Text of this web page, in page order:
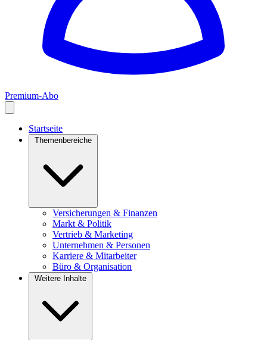
Premium-Abo
Startseite
Themenbereiche
Versicherungen & Finanzen
Markt & Politik
Vertrieb & Marketing
Unternehmen & Personen
Karriere & Mitarbeiter
Büro & Organisation
Weitere Inhalte